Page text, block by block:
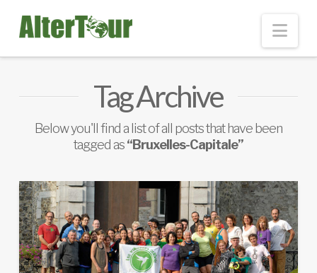
Tag Archive
Below you'll find a list of all posts that have been
tagged as“Bruxelles-Capitale”